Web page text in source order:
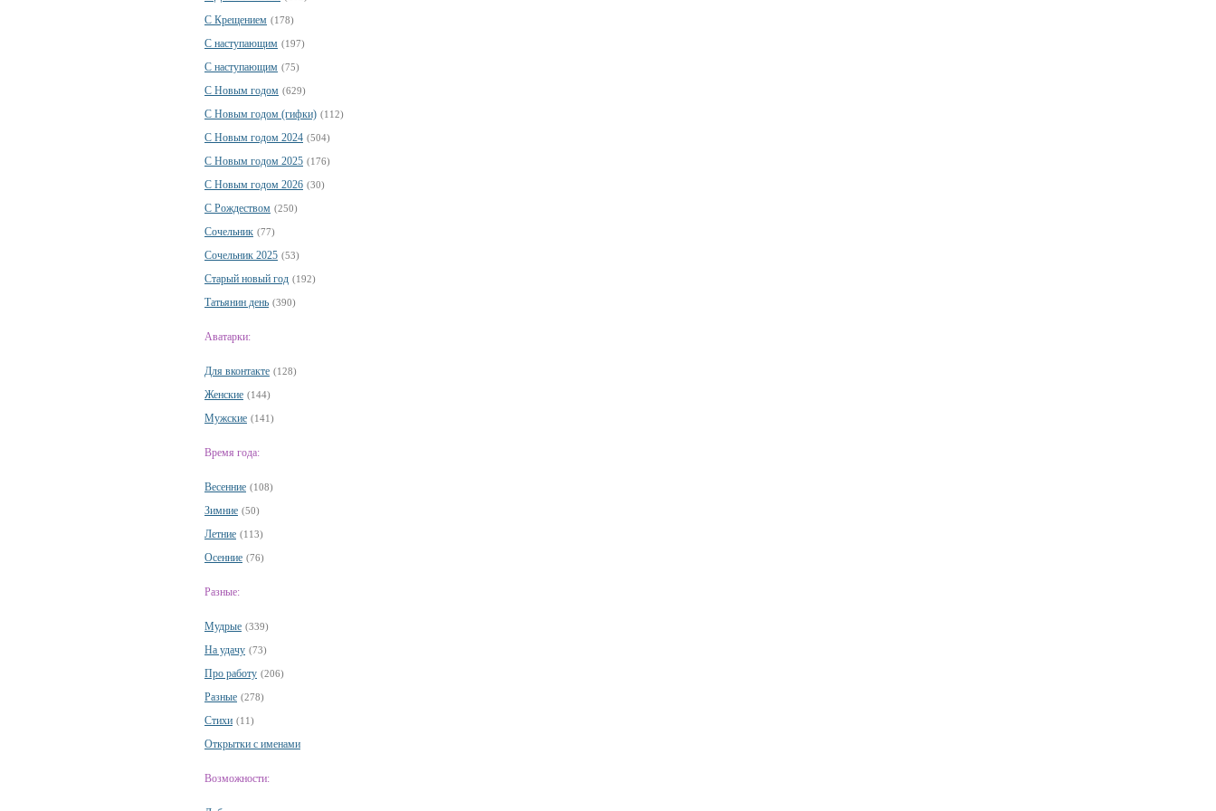
С Крещением (178)
С наступающим (197)
С наступающим (75)
С Новым годом (629)
С Новым годом (гифки) (112)
С Новым годом 2024 (504)
С Новым годом 2025 (176)
С Новым годом 2026 (30)
С Рождеством (250)
Сочельник (77)
Сочельник 2025 (53)
Старый новый год (192)
Татьянин день (390)
Аватарки:
Для вконтакте (128)
Женские (144)
Мужские (141)
Время года:
Весенние (108)
Зимние (50)
Летние (113)
Осенние (76)
Разные:
Мудрые (339)
На удачу (73)
Про работу (206)
Разные (278)
Стихи (11)
Открытки с именами
Возможности: